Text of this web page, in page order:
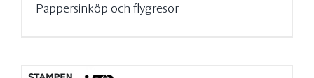
Pappersinköp och flygresor